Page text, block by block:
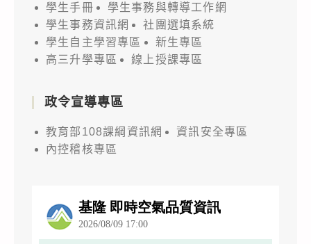
學生手冊
學生事務與轉導工作網
學生事務資訊網
社團選填系統
學生自主學習專區
新生專區
高三升學專區
線上授課專區
政令宣導專區
教育部108課綱資訊網
資訊安全專區
內控稽核專區